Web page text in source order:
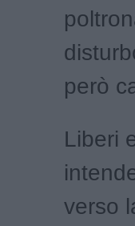
però
Liberi
verso